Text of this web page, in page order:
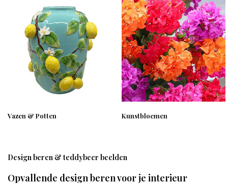
Vazen & Potten Kunstbloemen
Design beren & teddybeer beelden
Opvallende design beren voor je interieur